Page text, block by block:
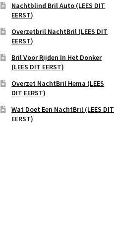
Nachtblind Bril Auto (LEES DIT
EERST)
Overzetbril NachtBril (LEES DIT
EERST)
Bril Voor Rijden In Het Donker
(LEES DIT EERST)
Overzet NachtBril Hema (LEES
DIT EERST)
Wat Doet Een NachtBril (LEES DIT
EERST)